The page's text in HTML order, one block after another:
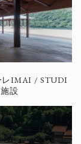
レIMAI / STUDI
設